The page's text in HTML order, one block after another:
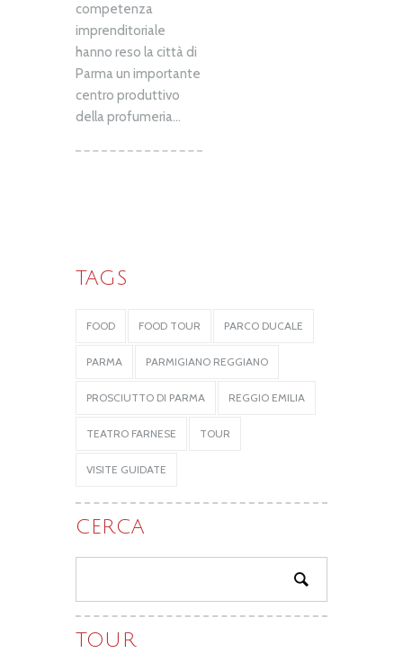
competenza
imprenditoriale
hanno reso la città di
Parma un importante
centro produttivo
della profumeria...
TAGS
FOOD FOOD TOUR PARCO DUCALE
PARMA PARMIGIANO REGGIANO
PROSCIUTTO DI PARMA REGGIO EMILIA
TEATRO FARNESE TOUR
VISITE GUIDATE
CERCA
TOUR